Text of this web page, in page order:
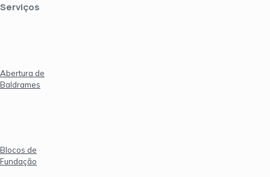
Serviços
Abertura de
Baldrames
Blocos de
Fundação